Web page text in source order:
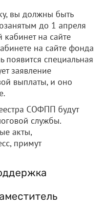
вы должны быть
до 1 апреля
на сайте
на сайте фонда
появится специальная
заявление
выплаты, и оно
СОФПП будут
службы.
акты,
примут